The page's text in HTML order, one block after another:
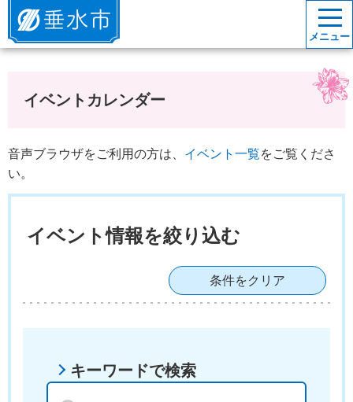
垂水市
メニュー
イベントカレンダー
音声ブラウザをご利用の方は、 イベント一覧をご覧くださ
い。
イベント情報を絞り込む
条件をクリア
キーワードで検索